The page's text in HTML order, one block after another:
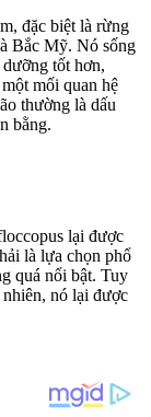
đặc biệt là rừng
Bắc Mỹ. Nó sống
tốt hơn,
mối quan hệ
thường là dấu
bằng.
lại được
là lựa chọn phổ
quá nổi bật. Tuy
nó lại được